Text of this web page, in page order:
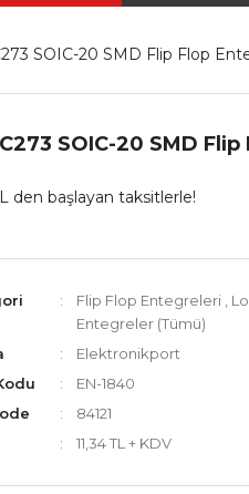
SOIC-20 SMD Flip Flop
SOIC-20 SMD
den başlayan taksitlerle!
Flip Flop Entegreleri
Entegreler (Tümü)
Elektronikport
EN-1840
84121
11,34 TL + KDV